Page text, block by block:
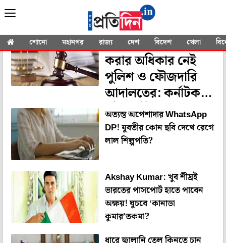
শোনো মহানগর রাজ্য দেশ বিদেশ খেলা
YOU SEARCHED FOR"Passport"
পাসপোর্ট বাজেয়াপ্ত
করার অধিকার নেই
পুলিশ ও ফৌজদারি
আদালতের: কর্নাটক
হাই কোর্ট
অত্যন্ত অপেশাদার WhatsApp
DP! যুবতীর কোন ছবি দেখে রেগে
লাল শিল্পপতি?
Akshay Kumar: খুব শীঘ্রই
ভারতের পাসপোর্ট হাতে পাবেন
অক্ষয়! ঘুচবে ‘কানাডা
কুমার’তকমা?